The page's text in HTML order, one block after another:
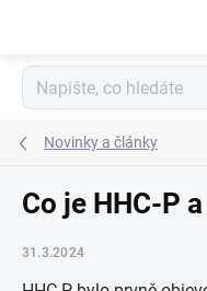
Novinky a články
Co je HHC-P
31.3.2024